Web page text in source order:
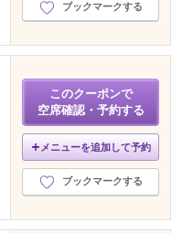
ブックマークする
このクーポンで
空席確認・予約する
メニューを追加して予約
ブックマークする